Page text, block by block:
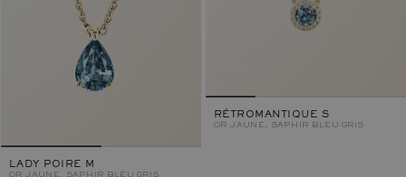
LADY POIRE M
OR JAUNE, SAPHIR BLEU GRIS
RÉTROMANTIQUE S
OR JAUNE, SAPHIR BLEU GRIS